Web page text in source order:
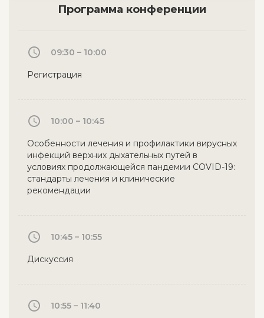
Программа конференции
09:30 – 10:00
Регистрация
10:00 – 10:45
Особенности лечения и профилактики вирусных
инфекций верхних дыхательных путей в
условиях продолжающейся пандемии COVID-19:
стандарты лечения и клинические
рекомендации
10:45 – 10:55
Дискуссия
10:55 – 11:40